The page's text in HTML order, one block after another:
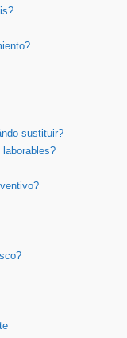
sustituir?